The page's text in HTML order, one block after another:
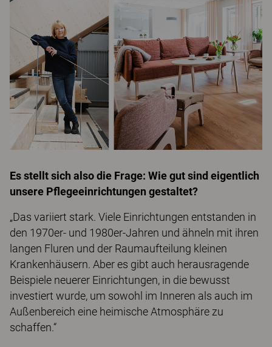
Es stellt sich also die Frage: Wie gut sind eigentlich
unsere Pflegeeinrichtungen gestaltet?
„Das variiert stark. Viele Einrichtungen entstanden in
den 1970er- und 1980er-Jahren und ähneln mit ihren
langen Fluren und der Raumaufteilung kleinen
Krankenhäusern. Aber es gibt auch herausragende
Beispiele neuerer Einrichtungen, in die bewusst
investiert wurde, um sowohl im Inneren als auch im
Außenbereich eine heimische Atmosphäre zu
schaffen.“